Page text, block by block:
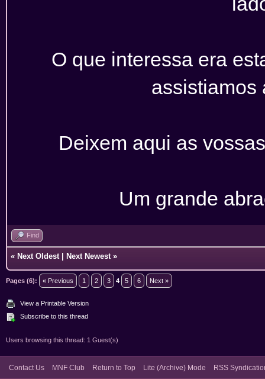
O que interessa era
assistiamos
Deixem aqui as
Um grande
Find
« Next Oldest Next Newest »
Pages (6): « Previous 1 2 3 4 5 6 Next »
View a Printable Version
Subscribe to this thread
Users browsing this thread: 1 Guest(s)
Contact Us MNF Club Return to Top Lite (Archive) Mode RSS